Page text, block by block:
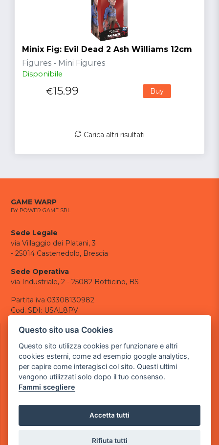
Minix Fig: Evil Dead 2 Ash Williams 12cm
Figures - Mini Figures
Disponibile
€15.99 Buy
Carica altri risultati
GAME WARP
BY POWER GAME SRL
Sede Legale
via Villaggio dei Platani, 3
- 25014 Castenedolo, Brescia
Sede Operativa
via Industriale, 2 - 25082 Botticino, BS
Partita iva 03308130982
Cod. SDI: USAL8PV
CONTATTI
tel.: +39 030 376 2377
tel.: +39 030 336 6259
pec:powergamesrl@legalmail.it
LINK UTILI
Informazioni generali
Questo sito usa Cookies
Questo sito utilizza cookies per funzionare e altri
cookies esterni, come ad esempio google analytics,
per capire come interagisci col sito. Questi ultimi
vengono utilizzati solo dopo il tuo consenso.
Fammi scegliere
Accetta tutti
Rifiuta tutti